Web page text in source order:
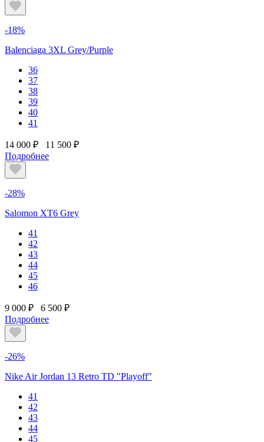
-18%
Balenciaga 3XL Grey/Purple
36
37
38
39
40
41
14 000 ₽
11 500 ₽
Подробнее
-28%
Salomon XT6 Grey
41
42
43
44
45
46
9 000 ₽
6 500 ₽
Подробнее
-26%
Nike Air Jordan 13 Retro TD "Playoff"
41
42
43
44
45